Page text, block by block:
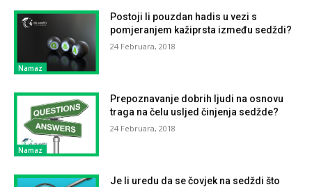
Namaz
Postoji li pouzdan hadis u vezi s
pomjeranjem kažiprsta između sedždi?
24 Februara, 2018
Namaz
Prepoznavanje dobrih ljudi na osnovu
traga na čelu usljed činjenja sedžde?
24 Februara, 2018
Je li uredu da se čovjek na sedždi što